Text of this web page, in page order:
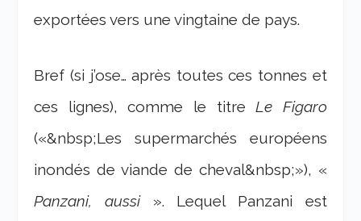
exportées vers une vingtaine de pays.
Bref (si j’ose… après toutes ces tonnes et
ces lignes), comme le titreLe Figaro
(«&nbsp;Les supermarchés européens
inondés de viande de cheval&nbsp;»), «
Panzani, aussi ». Lequel Panzani est